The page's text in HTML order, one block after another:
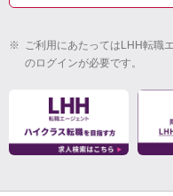
※ ご利用にあたってはLHH転職
のログインが必要です。